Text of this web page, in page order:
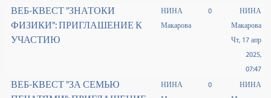
ВЕБ-КВЕСТ "ЗНАТОКИ
ФИЗИКИ": ПРИГЛАШЕНИЕ К
УЧАСТИЮ
НИНА
Макарова
0
НИНА
Макарова
Чт, 17 апр
2025,
07:47
ВЕБ-КВЕСТ "ЗА СЕМЬЮ
НИНА
0
НИНА